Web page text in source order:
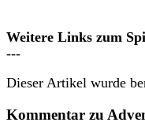
Weitere Links zum
---
Dieser Artikel wurde
Kommentar zu